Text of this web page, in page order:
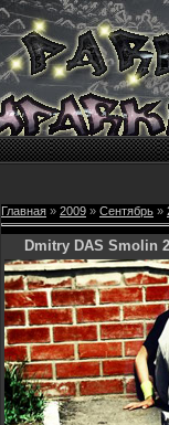
Главная » 2009 » Сентябрь »
Dmitry DAS Smolin